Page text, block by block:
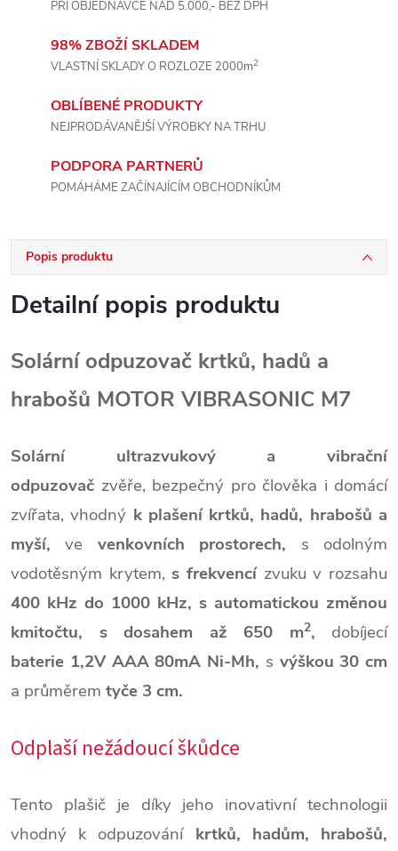
PŘI OBJEDNÁVCE NAD 5.000,- BEZ DPH
98% ZBOŽÍ SKLADEM
VLASTNÍ SKLADY O ROZLOZE 2000m2
OBLÍBENÉ PRODUKTY
NEJPRODÁVANĚJŠÍ VÝROBKY NA TRHU
PODPORA PARTNERŮ
POMÁHÁME ZAČÍNAJÍCÍM OBCHODNÍKŮM
Popis produktu
Detailní popis produktu
Solární odpuzovač krtků, hadů a
hrabošů MOTOR VIBRASONIC M7
Solární ultrazvukový a vibrační
odpuzovač zvěře, bezpečný pro člověka i domácí
zvířata,vhodný k plašení krtků, hadů, hrabošů a
myší,ve venkovních prostorech, s odolným
vodotěsným krytem,s frekvencízvuku v rozsahu
400 kHz do 1000 kHz, s automatickou změnou
kmitočtu, s dosahem až 650 m2, dobíjecí
baterie 1,2V AAA 80mA Ni-Mh, s výškou 30 cm
a průměrem tyče 3 cm.
Odplaší nežádoucí škůdce
Tento plašič je díky jeho inovativní technologii
vhodný k odpuzování krtků, hadům, hrabošů,